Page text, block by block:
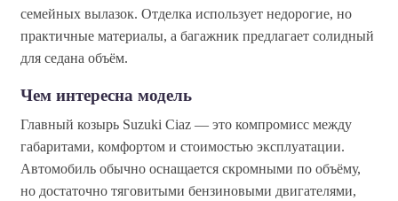
семейных вылазок. Отделка использует недорогие, но
практичные материалы, а багажник предлагает солидный
для седана объём.
Чем интересна модель
Главный козырь Suzuki Ciaz — это компромисс между
габаритами, комфортом и стоимостью эксплуатации.
Автомобиль обычно оснащается скромными по объёму,
но достаточно тяговитыми бензиновыми двигателями,